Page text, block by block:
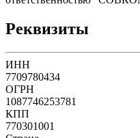
Реквизиты
ИНН
7709780434
ОГРН
1087746253781
КПП
770301001